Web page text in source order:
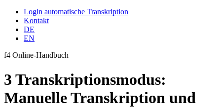
Login automatische Transkription
Kontakt
DE
EN
f4 Online-Handbuch
3 Transkriptionsmodus:
Manuelle Transkription und